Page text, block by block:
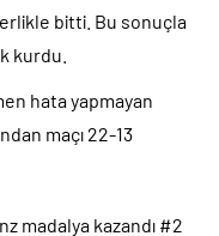
bitti. Bu sonuçla
kurdu.
hata yapmayan
maçı 22-13